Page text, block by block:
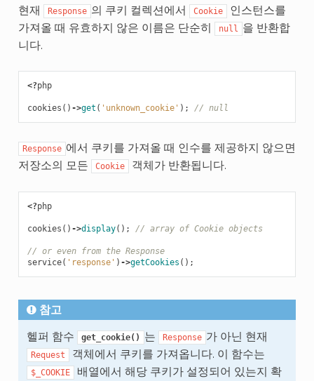
현재 Response 의 쿠키 컬렉션에서 Cookie
인스턴스를
가져올 때 유효하지 않은 이름은 단순히
null 을 반환합
니다.
<?php
cookies () ->get ( 'unknown_cookie' ); // null
Response 에서 쿠키를 가져올 때 인수를 제공하지 않으면
저장소의 모든
Cookie 객체가 반환됩니다.
<?php
cookies () ->display(); // array of Cookie objects
// or even from the Response
service( 'response' ) ->getCookies ();
참고
헬퍼 함수
get_cookie() 는 Response 가 아닌 현재
Request 객체에서 쿠키를 가져옵니다. 이 함수는
$_COOKIE
배열에서 해당 쿠키가 설정되어 있는지 확